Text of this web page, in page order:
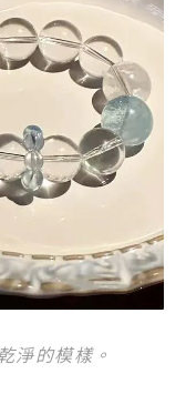
淨的模樣。